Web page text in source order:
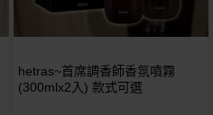
hetras~首席調香師香氛噴霧
(300mlx2入) 款式可選